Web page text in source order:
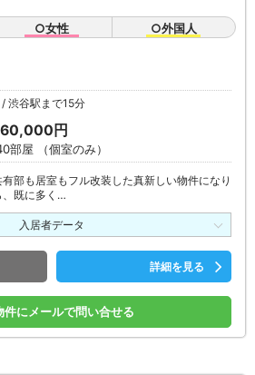
○女性 ○外国人
渋谷駅まで15分
円
部屋 （個室のみ）
部も居室もフル改装した真新しい物件になり
、既に多く…
入居者データ
詳細を見る
件にメールで問い合せる